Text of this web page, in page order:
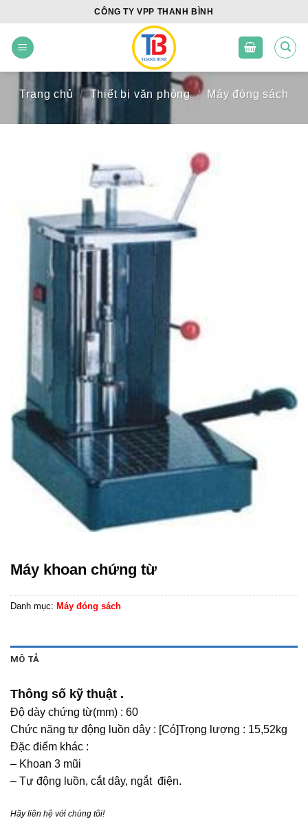
content
CÔNG TY VPP THANH BÌNH
Trang chủ / Thiết bị văn phòng / Máy đóng sách
Máy khoan chứng từ
Danh mục: Máy đóng sách
MÔ TẢ
Thông số kỹ thuật .
Độ dày chứng từ(mm) : 60
Chức năng tự động luồn dây : [Có]Trọng lượng : 15,52kg
Đặc điểm khác :
– Khoan 3 mũi
– Tự động luồn, cắt dây, ngắt điện.
Hãy liên hệ với chúng tôi!